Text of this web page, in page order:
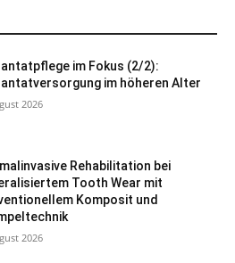
im Fokus (2/2):
im höheren Alter
2026
Rehabilitation bei
Tooth Wear mit
Komposit und
2026